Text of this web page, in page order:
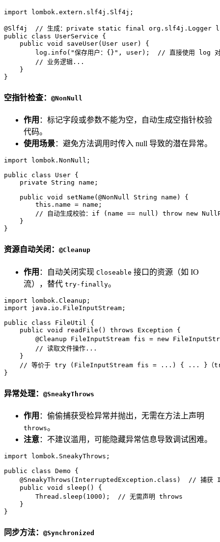
import lombok.extern.slf4j.Slf4j;
@Slf4j
// 生成：private static final
public
class UserService {
public void saveUser(User user)
{
        log.info(
"保存用户：{}" , user);
// 直接使用 log
// 业务逻辑...
    }
}
空指针检查： @NonNull
作用 ：标记字段或参数不能为空，自动生成空指针校验
代码。
使用场景：避免方法调用时传入 null 导致的潜在异常。
import lombok.NonNull;
public
class User {
private String name;
public void setName ( @NonNull String name)
{
this .name = name;
// 自动生成校验：if (name == null) throw new
    }
}
资源自动关闭： @Cleanup
作用 ：自动关闭实现 Closeable 接口的资源（如 IO
流），替代 try-finally。
import
import java.io.FileInputStream;
public
class FileUtil
{
public void readFile () throws Exception {
@Cleanup
FileInputStream fis = new
// 读取文件操作...
    }
// 等价于 try (FileInputStream fis = ...) { ... }（
}
异常处理： @SneakyThrows
作用 ：偷偷捕获受检异常并抛出，无需在方法上声明
throws。
注意：不建议滥用，可能隐藏异常信息导致调试困难。
import lombok.SneakyThrows;
public
class Demo {
@SneakyThrows(InterruptedException.class)
// 捕获
public void sleep ()
{
        Thread.sleep(
1000 ); // 无需声明 throws
    }
}
同步方法： @Synchronized